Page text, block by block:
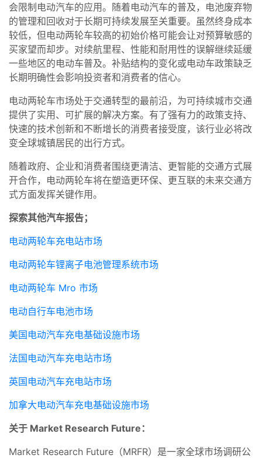
会限制电动汽车的应用。随着电动汽车的普及，电池废弃物
的管理和回收对于长期可持续发展至关重要。虽然终身成本
较低，但电动两轮车较高的初始价格可能会让对预算敏感的
买家望而却步。对续航里程、性能和耐用性的误解继续延缓
一些地区的电动车普及。补贴结构的变化或电动车政策缺乏
长期明确性会影响投资者和消费者的信心。
电动两轮车市场处于交通转型的最前沿，为可持续城市交通
提供了实用、可扩展的解决方案。有了强有力的政策支持、
快速的技术创新和不断增长的消费者接受度，该行业必将改
变全球城镇居民的出行方式。
随着政府、企业和消费者围绕更清洁、更智能的交通方式展
开合作，电动两轮车将在塑造更环保、更互联的未来交通方
式方面发挥关键作用。
探索其他汽车报告；
电动两轮车充电站市场
电动两轮车锂离子电池管理系统市场
电动两轮车 Mro 市场
电动自行车电池市场
美国电动汽车充电基础设施市场
法国电动汽车充电站市场
英国电动汽车充电站市场
加拿大电动汽车充电基础设施市场
关于 Market Research Future：
Market Research Future（MRFR）是一家全球市场调研公